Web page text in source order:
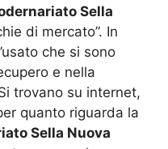
Sella
di mercato”. In
che si sono
e nella
trovano su internet,
quanto riguarda la
Sella Nuova